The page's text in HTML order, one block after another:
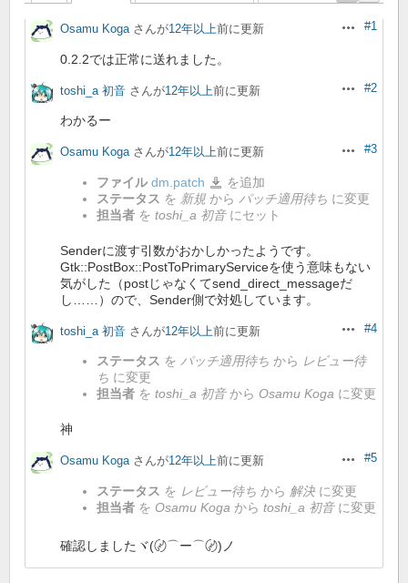
操作#1
Osamu Koga さんが12年以上前に更新
0.2.2では正常に送れました。
操作#2
toshi_a 初音 さんが12年以上前に更新
わかるー
操作#3
Osamu Kogaさんが12年以上前に更新
ファイル dm.patch dm.patch
を追加
ステータス を 新規 から パッチ適用待ち に変更
担当者 を toshi_a 初音にセット
Senderに渡す引数がおかしかったようです。
Gtk::PostBox::PostToPrimaryServiceを使う意味もない
気がした（postじゃなくてsend_direct_messageだ
し……）ので、Sender側で対処しています。
操作#4
toshi_a 初音 さんが12年以上前に更新
ステータス を パッチ適用待ち から レビュー待
ち に変更
担当者 を toshi_a 初音から Osamu Koga に変更
神
操作#5
Osamu Kogaさんが12年以上前に更新
ステータス を レビュー待ち から 解決に変更
担当者 を Osamu Koga から toshi_a 初音に変更
確認しましたヾ(〄⌒ー⌒〄)ノ